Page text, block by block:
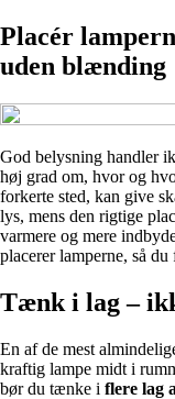
Placér
uden blænding
God belysning handler
høj grad om, hvor og
forkerte sted, kan give
lys, mens den rigtige
varmere og mere
placerer lamperne, så
Tænk i lag –
En af de mest
kraftig lampe midt i
bør du tænke i flere lag